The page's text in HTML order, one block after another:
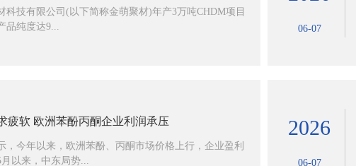
科技有限公司(以下简称金萌聚材)年产3万吨CHDM项目
品纯度达9...
06-07
疲软 欧洲苯酚丙酮企业利润承压
，今年以来，欧洲苯酚、丙酮市场价格上行，企业盈利
以来，中东局势...
2026
06-07